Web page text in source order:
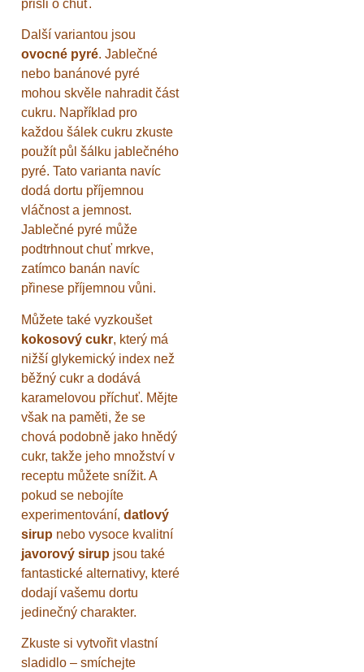
přišli o chuť.
Další variantou jsou
ovocné pyré. Jablečné
nebo banánové pyré
mohou skvěle nahradit část
cukru. Například pro
každou šálek cukru zkuste
použít půl šálku jablečného
pyré. Tato varianta navíc
dodá dortu příjemnou
vláčnost a jemnost.
Jablečné pyré může
podtrhnout chuť mrkve,
zatímco banán navíc
přinese příjemnou vůni.
Můžete také vyzkoušet
kokosový cukr, který má
nižší glykemický index než
běžný cukr a dodává
karamelovou příchuť. Mějte
však na paměti, že se
chová podobně jako hnědý
cukr, takže jeho množství v
receptu můžete snížit. A
pokud se nebojíte
experimentování, datlový
sirup nebo vysoce kvalitní
javorový sirup jsou také
fantastické alternativy, které
dodají vašemu dortu
jedinečný charakter.
Zkuste si vytvořit vlastní
sladidlo – smíchejte